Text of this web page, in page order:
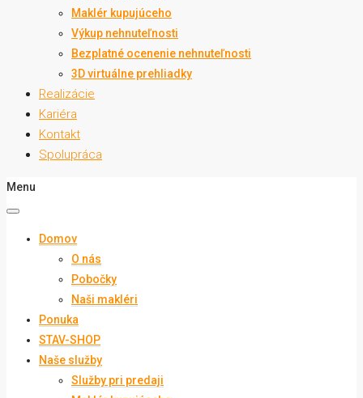
Maklér kupujúceho
Výkup nehnuteľnosti
Bezplatné ocenenie nehnuteľnosti
3D virtuálne prehliadky
Realizácie
Kariéra
Kontakt
Spolupráca
Menu
Domov
O nás
Pobočky
Naši makléri
Ponuka
STAV-SHOP
Naše služby
Služby pri predaji